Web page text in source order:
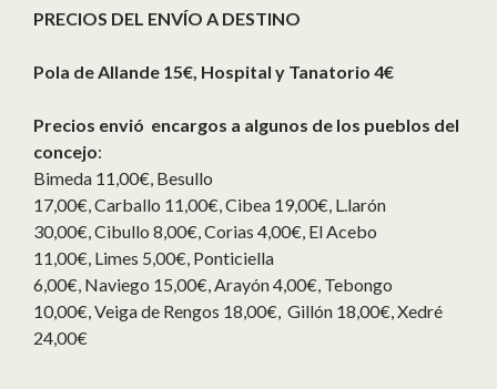
PRECIOS DEL ENVÍO A DESTINO
Pola de Allande 15€, Hospital y Tanatorio 4€
Precios envió encargos a algunos de los pueblos del
concejo:
Bimeda 11,00€, Besullo
17,00€, Carballo 11,00€, Cibea 19,00€, L.larón
30,00€, Cibullo 8,00€, Corias 4,00€, El Acebo
11,00€, Limes 5,00€, Ponticiella
6,00€, Naviego 15,00€, Arayón 4,00€, Tebongo
10,00€, Veiga de Rengos 18,00€, Gillón 18,00€, Xedré
24,00€